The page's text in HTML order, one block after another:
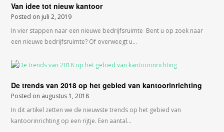
Van idee tot nieuw kantoor
Posted on juli 2, 2019
In vier stappen naar een nieuwe bedrijfsruimte Bent u op zoek naar
een nieuwe bedrijfsruimte? Of overweegt u…
De trends van 2018 op het gebied van kantoorinrichting
Posted on augustus 1, 2018
In dit artikel zetten we de nieuwste trends op het gebied van
kantoorinrichting op een rijtje. Een aantal…